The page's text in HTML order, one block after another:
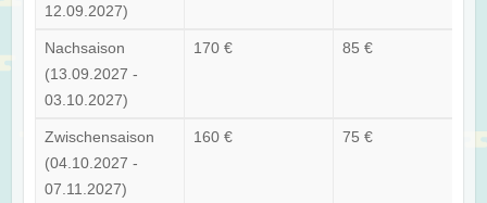
12.09.2027)
Nachsaison
(13.09.2027 -
03.10.2027)
170 € 85 €
Zwischensaison
(04.10.2027 -
07.11.2027)
160 € 75 €